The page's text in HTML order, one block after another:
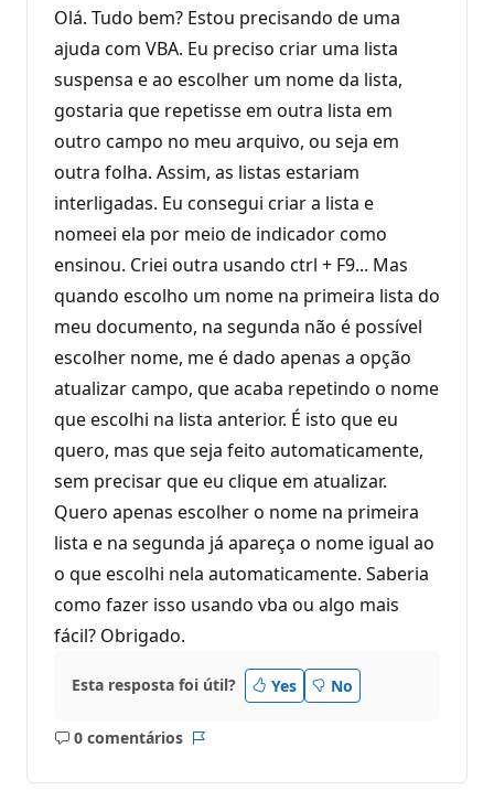
Olá. Tudo bem? Estou precisando de uma
ajuda com VBA. Eu preciso criar uma lista
suspensa e ao escolher um nome da lista,
gostaria que repetisse em outra lista em
outro campo no meu arquivo, ou seja em
outra folha. Assim, as listas estariam
interligadas. Eu consegui criar a lista e
nomeei ela por meio de indicador como
ensinou. Criei outra usando ctrl + F9... Mas
quando escolho um nome na primeira lista do
meu documento, na segunda não é possível
escolher nome, me é dado apenas a opção
atualizar campo, que acaba repetindo o nome
que escolhi na lista anterior. É isto que eu
quero, mas que seja feito automaticamente,
sem precisar que eu clique em atualizar.
Quero apenas escolher o nome na primeira
lista e na segunda já apareça o nome igual ao
o que escolhi nela automaticamente. Saberia
como fazer isso usando vba ou algo mais
fácil? Obrigado.
Esta resposta foi útil? Yes No
0 comentários
Sem